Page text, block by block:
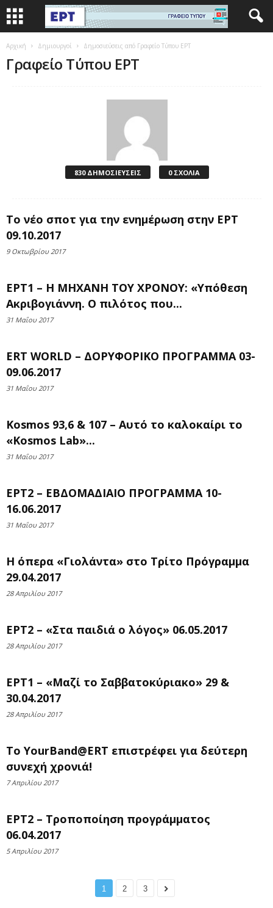
Αρχική Δημιουργοί Δημοσιεύσεις από Γραφείο Τύπου ΕΡΤ
Γραφείο Τύπου ΕΡΤ
830 ΔΗΜΟΣΙΕΥΣΕΙΣ 0 ΣΧΟΛΙΑ
Το νέο σποτ για την ενημέρωση στην ΕΡΤ
09.10.2017
9 Οκτωβρίου 2017
ΕΡΤ1 – Η ΜΗΧΑΝΗ ΤΟΥ ΧΡΟΝΟΥ: «Υπόθεση
Ακριβογιάννη. Ο πιλότος που...
31 Μαΐου 2017
ERT WORLD – ΔΟΡΥΦΟΡΙΚΟ ΠΡΟΓΡΑΜΜΑ 03-
09.06.2017
31 Μαΐου 2017
Kosmos 93,6 & 107 – Αυτό το καλοκαίρι το
«Kosmos Lab»...
31 Μαΐου 2017
ΕΡΤ2 – ΕΒΔΟΜΑΔΙΑΙΟ ΠΡΟΓΡΑΜΜΑ 10-
16.06.2017
31 Μαΐου 2017
Η όπερα «Γιολάντα» στο Τρίτο Πρόγραμμα
29.04.2017
28 Απριλίου 2017
ΕΡΤ2 – «Στα παιδιά ο λόγος» 06.05.2017
28 Απριλίου 2017
ΕΡΤ1 – «Μαζί το Σαββατοκύριακο» 29 &
30.04.2017
28 Απριλίου 2017
Το YourBand@ERT επιστρέφει για δεύτερη
συνεχή χρονιά!
7 Απριλίου 2017
ΕΡΤ2 – Τροποποίηση προγράμματος
06.04.2017
5 Απριλίου 2017
1 2 3